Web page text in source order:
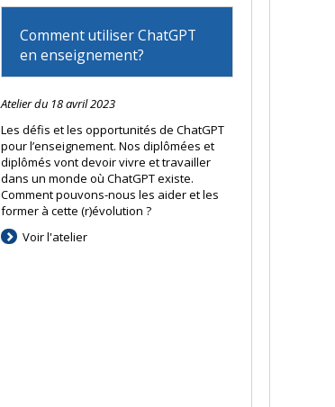
Comment utiliser ChatGPT
en enseignement?
Atelier du 18 avril 2023
Les défis et les opportunités de ChatGPT
pour l’enseignement. Nos diplômées et
diplômés vont devoir vivre et travailler
dans un monde où ChatGPT existe.
Comment pouvons-nous les aider et les
former à cette (r)évolution ?
Voir l'atelier